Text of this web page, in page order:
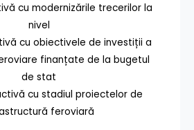
cu modernizările trecerilor la
nivel
cu obiectivele de investiții a
finanțate de la bugetul
de stat
cu stadiul proiectelor de
feroviară